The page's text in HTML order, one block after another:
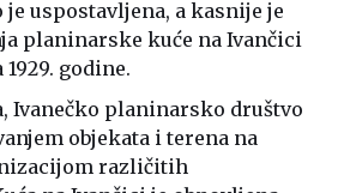
je uspostavljena, a kasnije je
planinarske kuće na Ivančici
godine.
Ivanečko planinarsko društvo
objekata i terena na
različitih